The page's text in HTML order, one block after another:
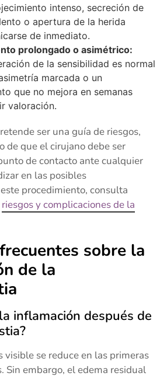
intenso, secreción de
o apertura de la herida
de inmediato.
prolongado o asimétrico:
de la sensibilidad es normal
marcada o un
que no mejora en semanas
valoración.
ser una guía de riesgos,
de que el cirujano debe ser
de contacto ante cualquier
en las posibles
procedimiento, consulta
riesgos y complicaciones de la
sobre la
de la
inflamación después de
visible se reduce en las primeras
Sin embargo, el edema residual